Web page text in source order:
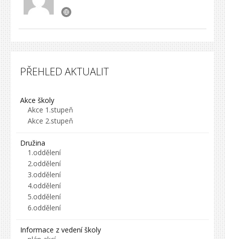
PŘEHLED AKTUALIT
Akce školy
Akce 1.stupeň
Akce 2.stupeň
Družina
1.oddělení
2.oddělení
3.oddělení
4.oddělení
5.oddělení
6.oddělení
Informace z vedení školy